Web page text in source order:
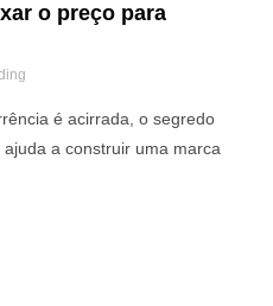
o preço para
é acirrada, o segredo
a construir uma marca